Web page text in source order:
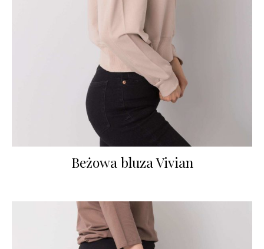
Beżowa bluza Vivian